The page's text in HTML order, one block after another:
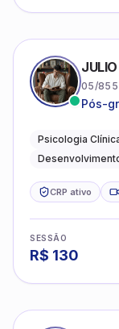
05/
Pós-
Psicologia
CRP ativo
SESSÃO
R$ 130